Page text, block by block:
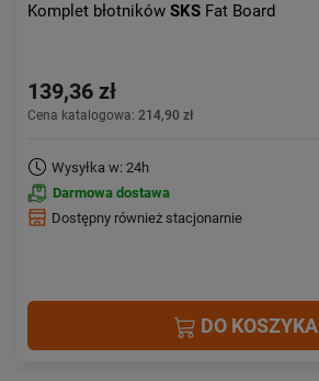
Komplet błotników SKS Fat Board
139,36 zł
Cena katalogowa: 214,90 zł
Wysyłka w: 24h
Darmowa dostawa
Dostępny również stacjonarnie
DO KOSZYKA